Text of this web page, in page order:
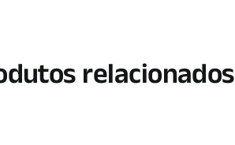
relacionados